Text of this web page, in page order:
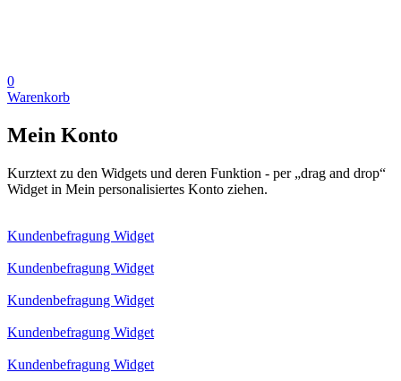
0
Warenkorb
Mein Konto
Kurztext zu den Widgets und deren Funktion - per „drag and drop“
Widget in Mein personalisiertes Konto ziehen.
Kundenbefragung Widget
Kundenbefragung Widget
Kundenbefragung Widget
Kundenbefragung Widget
Kundenbefragung Widget